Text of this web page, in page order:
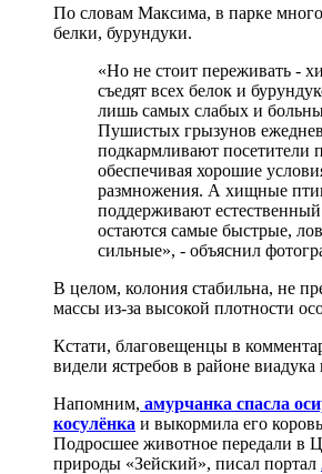
По словам Максима, в парке
белки, бурундуки.
«Но не стоит переживать -
съедят всех белок и
лишь самых слабых и
Пушистых грызунов
подкармливают посетители
обеспечивая хорошие
размножения. А хищные
поддерживают
остаются самые быстрые,
сильные», - объяснил
В целом, колония стабильна, не
массы из-за высокой плотности
Кстати, благовещенцы в
видели ястребов в районе виадука
Напомним, амурчанка спасла
косулёнка и выкормила его
Подросшее животное передали в
природы «Зейский», писал портал